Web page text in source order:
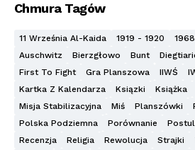
Chmura Tagów
11 Września Al-Kaida 1919 - 1920 1968
Auschwitz
Bierzgłowo Bunt
First To Fight
Gra Planszowa IIWŚ
Kartka Z Kalendarza
Ksiązki Książka
Misja Stabilizacyjna
Miś Planszówki
Polska Podziemna
Porównanie
Recenzja
Religia Rewolucja Strajki